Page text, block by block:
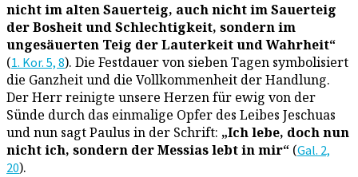
nicht im alten Sauerteig, auch nicht im Sauerteig
der Bosheit und Schlechtigkeit, sondern im
ungesäuerten Teig der Lauterkeit und Wahrheit“
(1. Kor. 5, 8). Die Festdauer von sieben Tagen symbolisiert
die Ganzheit und die Vollkommenheit der Handlung.
Der Herr reinigte unsere Herzen für ewig von der
Sünde durch das einmalige Opfer des Leibes Jeschuas
und nun sagt Paulus in der Schrift: „Ich lebe, doch nun
nicht ich, sondern der Messias lebt in mir“ (Gal. 2,
20).